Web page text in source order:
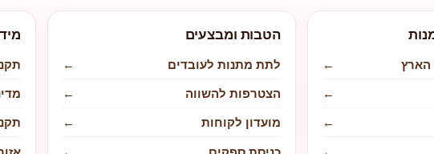
הארץ
←
←
←
הטבות ומבצעים
לתת מתנות לעובדים
←
הצטרפות להשווה
←
מועדון לקוחות
←